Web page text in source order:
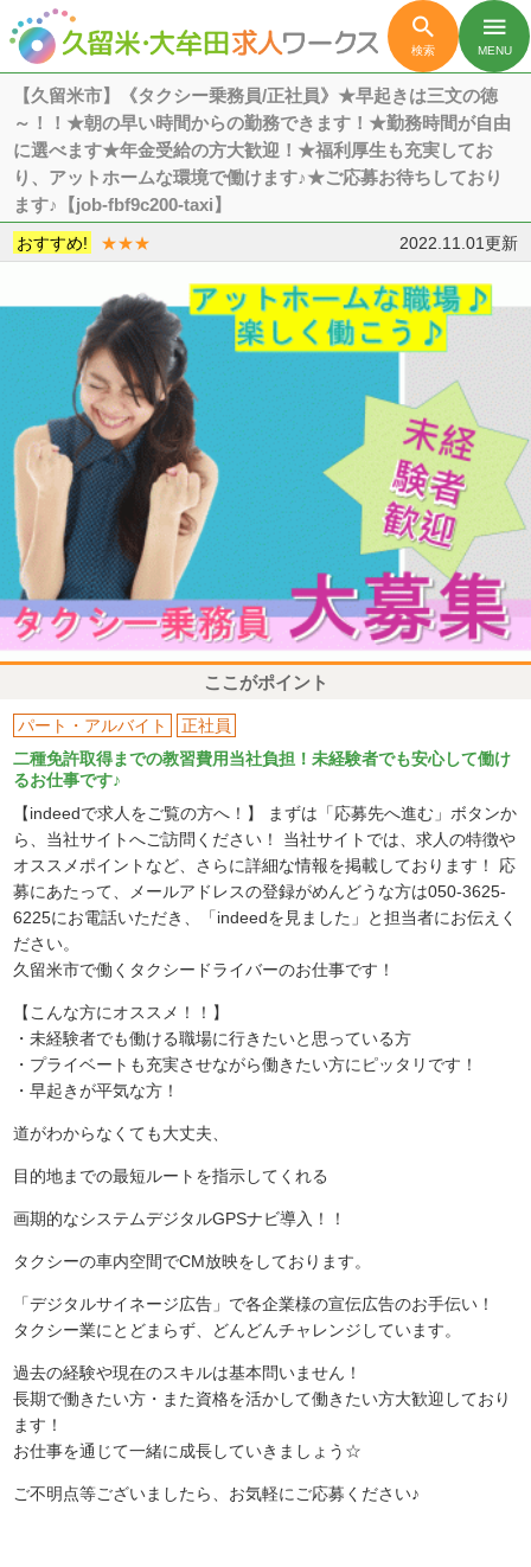

検索
menu
MENU
【久留米市】《タクシー乗務員/正社員》★早起きは三文の徳
～！！★朝の早い時間からの勤務できます！★勤務時間が自由
に選べます★年金受給の方大歓迎！★福利厚生も充実してお
り、アットホームな環境で働けます♪★ご応募お待ちしており
ます♪【job-fbf9c200-taxi】
おすすめ! ★★★ 2022.11.01更新
ここがポイント
パート・アルバイト
正社員
二種免許取得までの教習費用当社負担！未経験者でも安心して働け
るお仕事です♪
【indeedで求人をご覧の方へ！】 まずは「応募先へ進む」ボタンか
ら、当社サイトへご訪問ください！ 当社サイトでは、求人の特徴や
オススメポイントなど、さらに詳細な情報を掲載しております！ 応
募にあたって、メールアドレスの登録がめんどうな方は050-3625-
6225にお電話いただき、「indeedを見ました」と担当者にお伝えく
ださい。
久留米市で働くタクシードライバーのお仕事です！
【こんな方にオススメ！！】
・未経験者でも働ける職場に行きたいと思っている方
・プライベートも充実させながら働きたい方にピッタリです！
・早起きが平気な方！
道がわからなくても大丈夫、
目的地までの最短ルートを指示してくれる
画期的なシステムデジタルGPSナビ導入！！
タクシーの車内空間でCM放映をしております。
「デジタルサイネージ広告」で各企業様の宣伝広告のお手伝い！
タクシー業にとどまらず、どんどんチャレンジしています。
過去の経験や現在のスキルは基本問いません！
長期で働きたい方・また資格を活かして働きたい方大歓迎しており
ます！
お仕事を通じて一緒に成長していきましょう☆
ご不明点等ございましたら、お気軽にご応募ください♪